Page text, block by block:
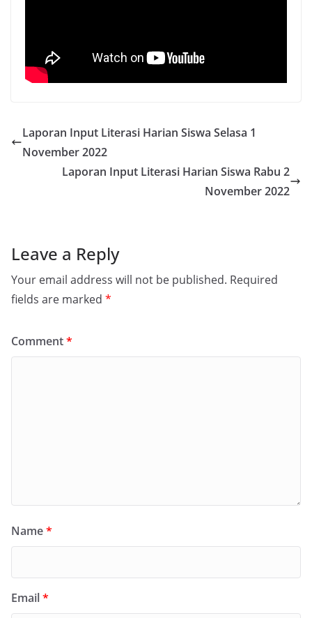
Laporan Input Literasi Harian Siswa Selasa 1
November 2022
Laporan Input Literasi Harian Siswa Rabu 2
November 2022
Leave a Reply
Your email address will not be published. Required
fields are marked *
Comment*
Name*
Email*